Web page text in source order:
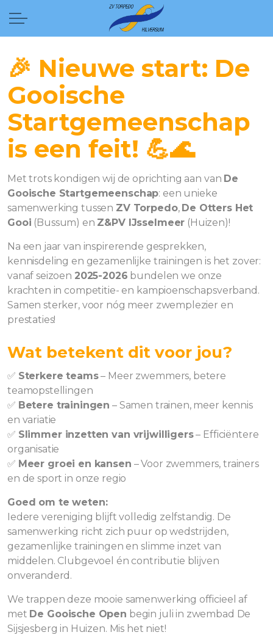
🎉 Nieuwe start: De
Gooische
Startgemeenschap
is een feit! 💪🌊
Met trots kondigen wij de oprichting aan van De
Gooische Startgemeenschap: een unieke
samenwerking tussen ZV Torpedo, De Otters Het
Gooi (Bussum) en Z&PV IJsselmeer (Huizen)!
Na een jaar van inspirerende gesprekken,
kennisdeling en gezamenlijke trainingen is het zover:
vanaf seizoen 2025-2026 bundelen we onze
krachten in competitie- en kampioenschapsverband.
Samen sterker, voor nóg meer zwemplezier en
prestaties!
Wat betekent dit voor jou?
✅ Sterkere teams– Meer zwemmers, betere
teamopstellingen
✅ Betere trainingen – Samen trainen, meer kennis
en variatie
✅ Slimmer inzetten van vrijwilligers– Efficiëntere
organisatie
✅ Meer groei en kansen – Voor zwemmers, trainers
en de sport in onze regio
Goed om te weten:
Iedere vereniging blijft volledig zelfstandig. De
samenwerking richt zich puur op wedstrijden,
gezamenlijke trainingen en slimme inzet van
middelen. Clubgevoel én contributie blijven
onveranderd.
We trappen deze mooie samenwerking officieel af
met De Gooische Open begin juli in zwembad De
Sijsjesberg in Huizen. Mis het niet!